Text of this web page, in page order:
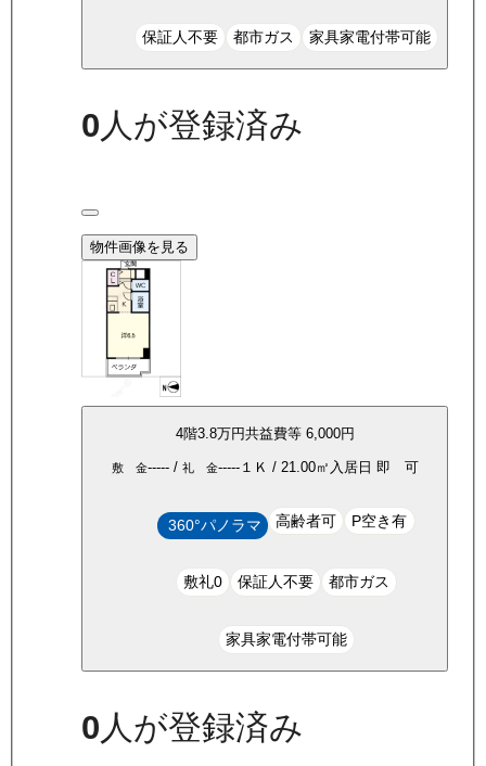
保証人不要 都市ガス 家具家電付帯可能
0人が登録済み
物件画像を見る
4階3.8万円共益費等 6,000円
敷 金-----/ 礼 金-----１Ｋ / 21.00㎡ 入居日 即 可
360°パノラマ 高齢者可 P空き有
敷礼0 保証人不要 都市ガス
家具家電付帯可能
0人が登録済み